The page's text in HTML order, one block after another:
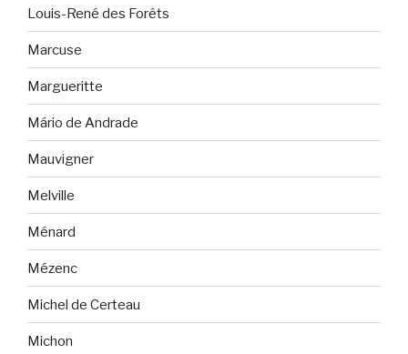
Louis-René des Forêts
Marcuse
Margueritte
Mário de Andrade
Mauvigner
Melville
Ménard
Mézenc
Michel de Certeau
Michon